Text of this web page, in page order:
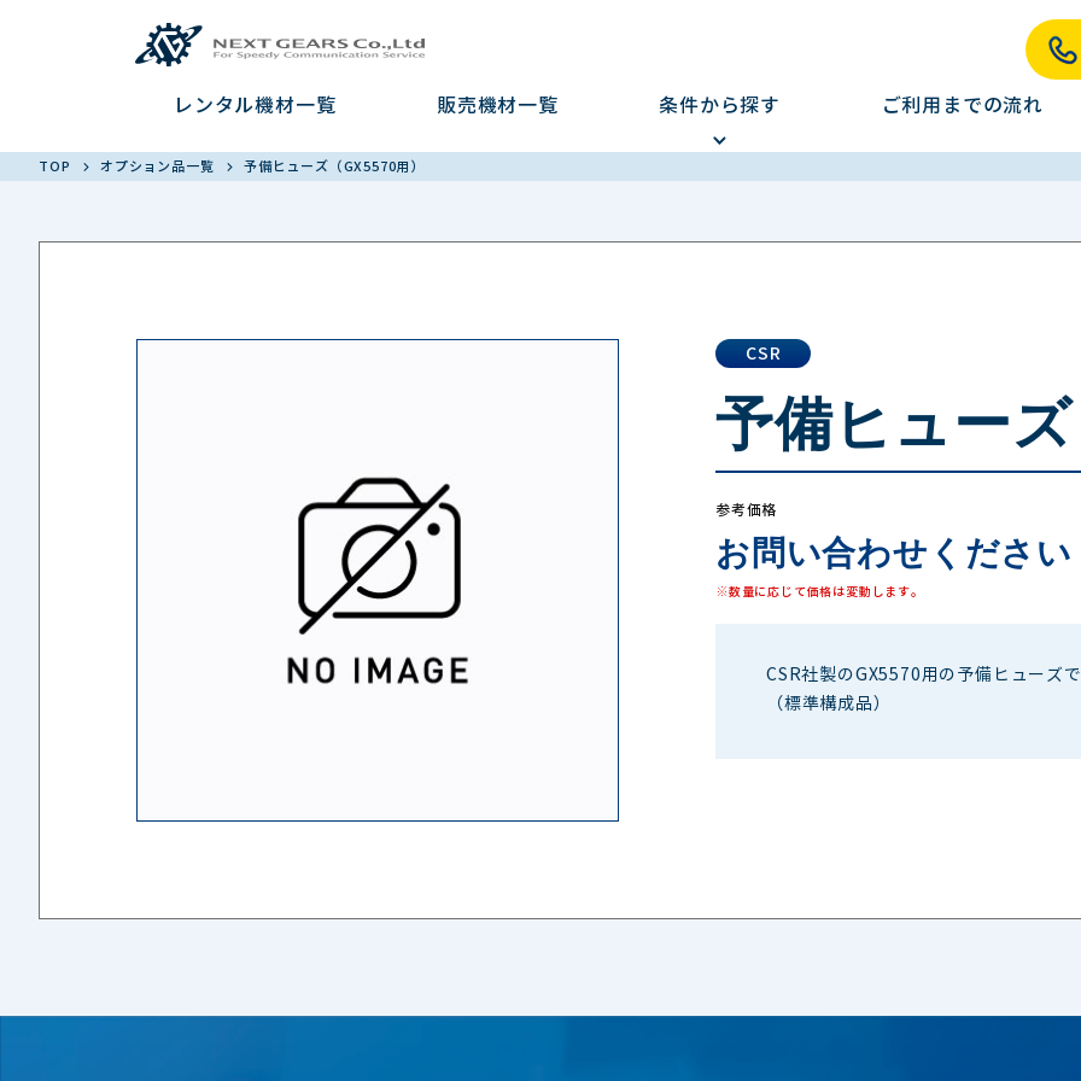
レンタル機材一覧 販売機材一覧 条件から探す ご利用までの流れ
TOP オプション品一覧 予備ヒューズ（GX5570用）
CSR
予備ヒュー
参考価格
お問い合わせください
※数量に応じて価格は変動します。
CSR社製のGX5570用の予備ヒューズ
（標準構成品）